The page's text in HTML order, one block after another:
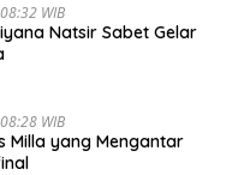
WIB
Natsir Sabet Gelar
WIB
Milla yang Mengantar